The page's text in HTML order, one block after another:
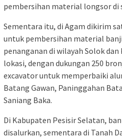
pembersihan material longsor di
Sementara itu, di Agam dikirim
untuk pembersihan material
penanganan di wilayah Solok
lokasi, dengan dukungan 250
excavator untuk memperbaiki
Batang Gawan, Paninggahan
Saniang Baka.
Di Kabupaten Pesisir Selatan,
disalurkan, sementara di Tanah